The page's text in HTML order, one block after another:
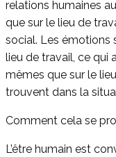
relations humaines
que sur le lieu de
social. Les émotions
lieu de travail, ce qui
mêmes que sur le
trouvent dans la
Comment cela se
L’être humain est